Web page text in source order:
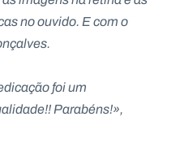
no ouvido. E com o
foi um
Parabéns!»,